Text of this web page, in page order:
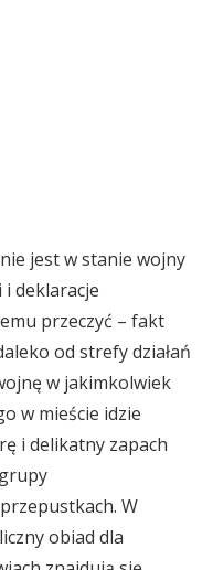
jest w stanie wojny
i deklaracje
przeczyć – fakt
od strefy działań
w jakimkolwiek
w mieście idzie
i delikatny zapach
W
obiad dla